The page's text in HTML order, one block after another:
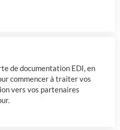
de documentation EDI, en
commencer à traiter vos
vers vos partenaires